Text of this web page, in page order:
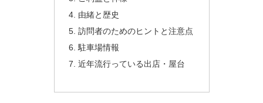
由緒と歴史
訪問者のためのヒントと注意点
駐車場情報
近年流行っている出店・屋台